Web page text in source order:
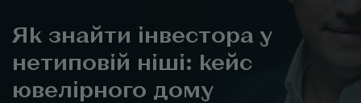
Як знайти інвестора у
нетиповій ніші: кейс
ювелірного дому